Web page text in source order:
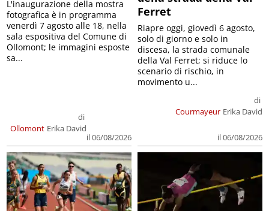
Ollomont
di
Erika David
il 06/08/2026
L'inaugurazione della mostra
fotografica è in programma
venerdì 7 agosto alle 18, nella
sala espositiva del Comune di
Ollomont; le immagini esposte
sa...
Ferret
Courmayeur
di
Erika David
il 06/08/2026
Riapre oggi, giovedì 6 agosto,
solo di giorno e solo in
discesa, la strada comunale
della Val Ferret; si riduce lo
scenario di rischio, in
movimento u...